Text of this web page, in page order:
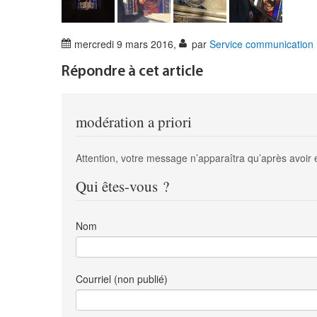
mercredi 9 mars 2016, par Service communication
Répondre à cet article
modération a priori
Attention, votre message n’apparaîtra qu’après
Qui êtes-vous ?
Nom
Courriel (non publié)